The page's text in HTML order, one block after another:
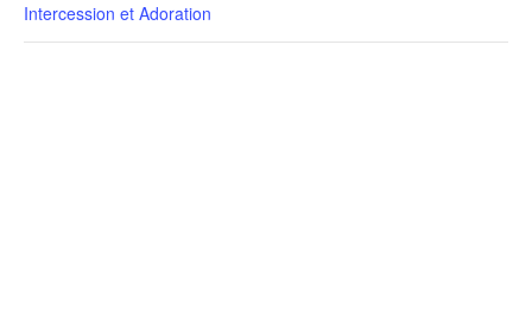
Intercession et Adoration